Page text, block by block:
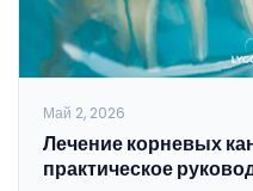
Май 2, 2026
Лечение корневых
практическое